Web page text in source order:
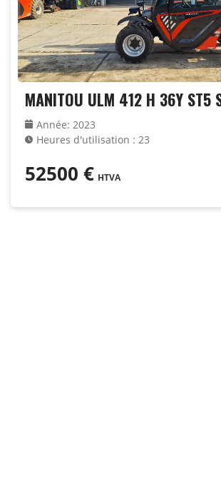
MANITOU ULM 412 H 36Y ST5
Année: 2023
Heures d'utilisation : 23
52500 € HTVA